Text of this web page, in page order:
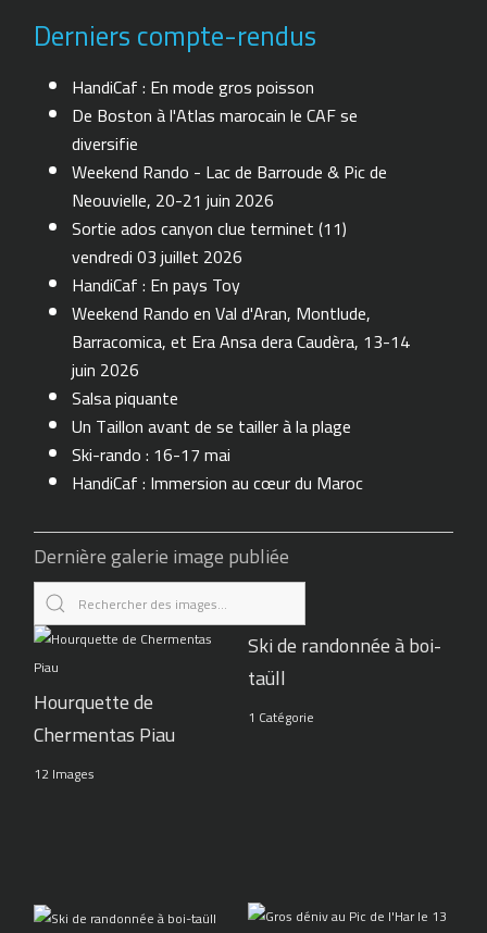
Derniers compte-rendus
HandiCaf : En mode gros poisson
De Boston à l'Atlas marocain le CAF se
diversifie
Weekend Rando - Lac de Barroude & Pic de
Neouvielle, 20-21 juin 2026
Sortie ados canyon clue terminet (11)
vendredi 03 juillet 2026
HandiCaf : En pays Toy
Weekend Rando en Val d'Aran, Montlude,
Barracomica, et Era Ansa dera Caudèra, 13-14
juin 2026
Salsa piquante
Un Taillon avant de se tailler à la plage
Ski-rando : 16-17 mai
HandiCaf : Immersion au cœur du Maroc
Dernière galerie image publiée
Hourquette de
Chermentas Piau
12 Images
Ski de randonnée à boi-
taüll
1 Catégorie